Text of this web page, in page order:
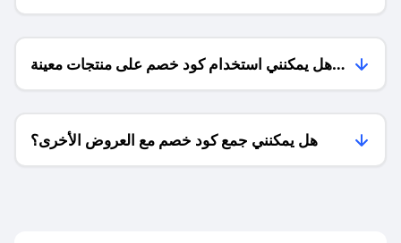
هل يمكنني استخدام كود خصم على منتجات معينة
فقط؟
هل يمكنني جمع كود خصم مع العروض الأخرى؟